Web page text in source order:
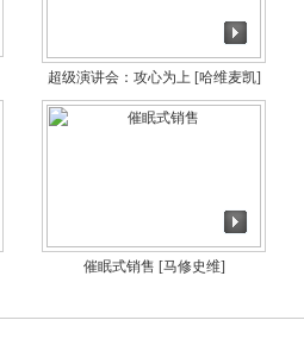
超级演讲会：攻心为上[哈维麦凯]
催眠式销售 [马修史维]